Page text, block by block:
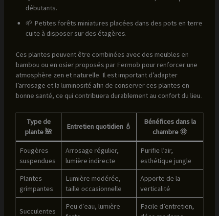
débutants.
🌱 Petites forêts miniatures placées dans des pots en terre
cuite à disposer sur des étagères.
Ces plantes peuvent être combinées avec des meubles en
bambou ou en osier proposés par Fermob pour renforcer une
atmosphère zen et naturelle. Il est important d’adapter
l’arrosage et la luminosité afin de conserver ces plantes en
bonne santé, ce qui contribuera durablement au confort du lieu.
Type de
plante 🌺
Entretien quotidien 💧
Bénéfices dans la
chambre 🌞
Fougères
suspendues
Arrosage régulier,
lumière indirecte
Purifie l’air,
esthétique jungle
Plantes
grimpantes
Lumière modérée,
taille occasionnelle
Apporte de la
verticalité
Succulentes
Peu d’eau, lumière
Facile d’entretien,